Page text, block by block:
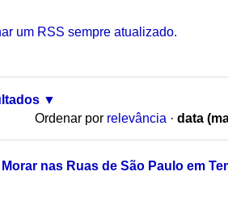
um RSS sempre atualizado.
Ordenar por relevância · data
nas Ruas de São Paulo em